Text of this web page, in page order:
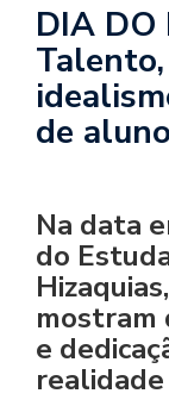
DIA DO
de
Na data
do
mostram
e
realidade